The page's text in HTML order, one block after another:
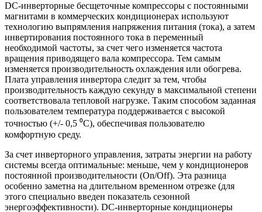
DC-инверторные бесщеточные компрессоры с постоянными
магнитами в коммерческих кондиционерах используют
технологию выпрямления напряжения питания (тока), а затем
инвертирования постоянного тока в переменный
необходимой частоты, за счет чего изменяется частота
вращения приводящего вала компрессора. Тем самым
изменяется производительность охлаждения или обогрева.
Плата управления инвертора следит за тем, чтобы
производительность каждую секунду в максимальной степени
соответствовала тепловой нагрузке. Таким способом заданная
пользователем температура поддерживается с высокой
точностью (+/- 0,5 ⁰С), обеспечивая пользователю
комфортную среду.
За счет инверторного управления, затраты энергии на работу
системы всегда оптимальные: меньше, чем у кондиционеров
постоянной производительности (On/Off). Эта разница
особенно заметна на длительном временном отрезке (для
этого специально введен показатель сезонной
энергоэффективности). DC-инверторные кондиционеры